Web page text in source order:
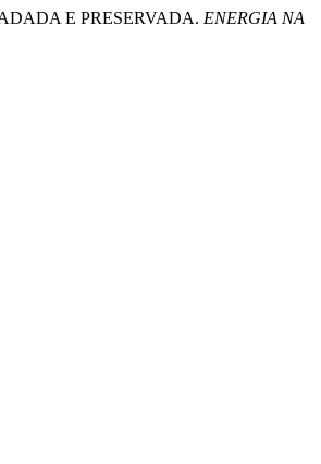
E PRESERVADA. ENERGIA NA